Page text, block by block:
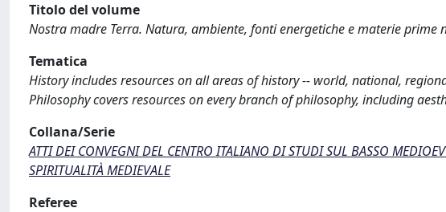
Titolo del volume
Nostra madre Terra. Natura, ambiente, fonti energetiche e materie prime
Tematica
History includes resources on all areas of history -- world, national,
Philosophy covers resources on every branch of philosophy, including
Collana/Serie
ATTI DEI CONVEGNI DEL CENTRO ITALIANO DI STUDI SUL BASSO
SPIRITUALITÀ MEDIEVALE
Referee